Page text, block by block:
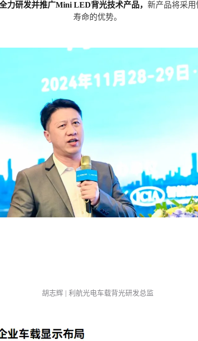
力研发并推广Mini LED背光技术产品， 新产品将采
寿命的优势。
胡志辉| 利航光电车载背光研发总监